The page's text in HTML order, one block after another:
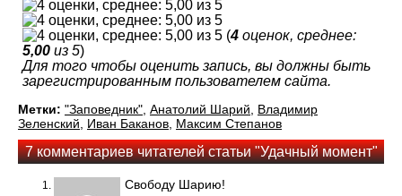
(4 оценок, среднее:
5,00 из 5)
Для того чтобы оценить запись, вы должны быть
зарегистрированным пользователем сайта.
Метки: "Заповедник", Анатолий Шарий, Владимир
Зеленский, Иван Баканов, Максим Степанов
7 комментариев читателей статьи "Удачный момент"
Свободу Шарию!